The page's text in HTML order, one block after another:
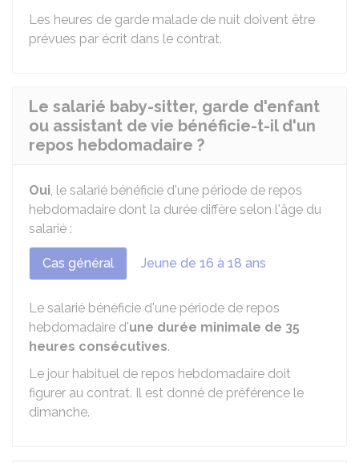
Les heures de garde malade de nuit doivent être
prévues par écrit dans le contrat.
Le salarié baby-sitter, garde d'enfant
ou assistant de vie bénéficie-t-il d'un
repos hebdomadaire ?
Oui, le salarié bénéficie d'une période de repos
hebdomadaire dont la durée diffère selon l'âge du
salarié :
Cas général Jeune de 16 à 18 ans
Le salarié bénéficie d'une période de repos
hebdomadaire d'une durée minimale de 35
heures consécutives.
Le jour habituel de repos hebdomadaire doit
figurer au contrat. Il est donné de préférence le
dimanche.